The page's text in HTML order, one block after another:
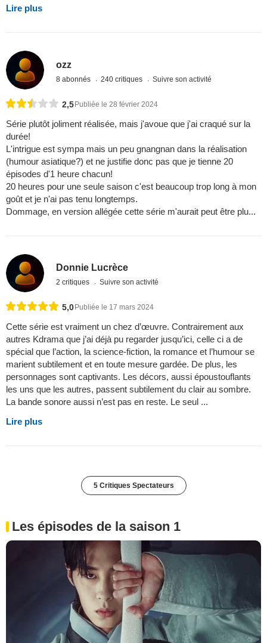
Lire plus
ozz
8 abonnés 240 critiques Suivre son activité
2,5Publiée le 28 février 2024
Série plutôt joliment réalisée, mais j'avoue que j'ai craqué sur la
durée!
L'intrigue est sympa mais un peu gnangnan dans la réalisation
(humour asiatique?) et ne justifie donc pas que je tienne 20
épisodes d'1 heure chacun!
20 heures pour une seule saison c'est beaucoup trop long à mon
goût et je n'ai pas tenu longtemps.
Dommage, en version allégée cette série m'aurait peut être plu...
Donnie Lucrèce
2 critiques Suivre son activité
5,0Publiée le 17 mars 2024
Cette série est vraiment un chez d’œuvre. Contrairement aux
autres Kdrama que j’ai déjà pu regarder jusqu’ici, celle ci a de
spécial que l’action, la science-fiction, la romance et l’humour se
marient subtilement et en toute mesure gardée. De plus, les
personnages sont captivants. Les décors, aussi époustouflants
les uns que les autres, passent subtilement du clair au sombre.
La bande sonore aussi n’est pas en reste. Le seul ...
Lire plus
5 Critiques Spectateurs
Les épisodes de la saison 1